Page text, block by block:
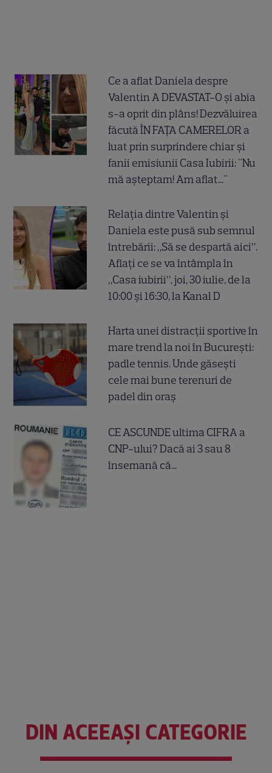
Ce a aflat Daniela despre
Valentin A DEVASTAT-O și abia
s-a oprit din plâns! Dezvăluirea
făcută ÎN FAȚA CAMERELOR a
luat prin surprindere chiar și
fanii emisiunii Casa Iubirii: "Nu
mă așteptam! Am aflat..."
Relația dintre Valentin și
Daniela este pusă sub semnul
întrebării: „Să se despartă aici”.
Aflați ce se va întâmpla în
„Casa iubirii”, joi, 30 iulie, de la
10:00 și 16:30, la Kanal D
Harta unei distracții sportive în
mare trend la noi în București:
padle tennis. Unde găsești
cele mai bune terenuri de
padel din oraș
CE ASCUNDE ultima CIFRA a
CNP-ului? Dacă ai 3 sau 8
însemană că...
DIN ACEEAȘI CATEGORIE